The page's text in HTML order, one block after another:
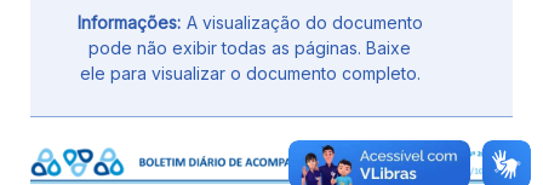
Informações: A visualização do documento
pode não exibir todas as páginas. Baixe
ele para visualizar o documento completo.